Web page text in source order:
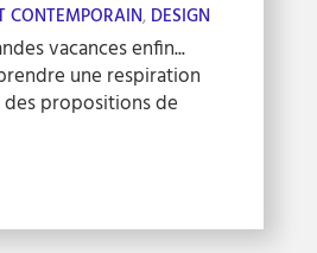
CONTEMPORAIN, DESIGN
vacances enfin...
une respiration
propositions de